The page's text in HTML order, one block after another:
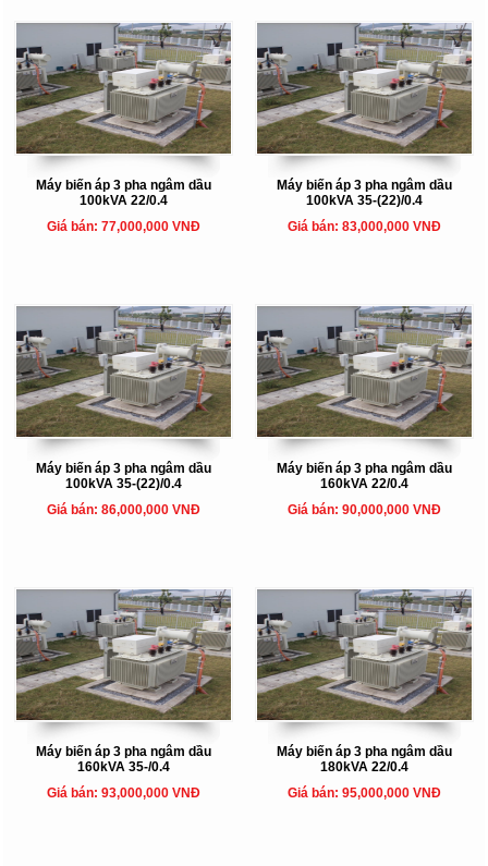
Máy biến áp 3 pha ngâm dầu
100kVA 22/0.4
Giá bán: 77,000,000 VNĐ
Máy biến áp 3 pha ngâm dầu
100kVA 35-(22)/0.4
Giá bán: 83,000,000 VNĐ
Máy biến áp 3 pha ngâm dầu
100kVA 35-(22)/0.4
Giá bán: 86,000,000 VNĐ
Máy biến áp 3 pha ngâm dầu
160kVA 22/0.4
Giá bán: 90,000,000 VNĐ
Máy biến áp 3 pha ngâm dầu
160kVA 35-/0.4
Giá bán: 93,000,000 VNĐ
Máy biến áp 3 pha ngâm dầu
180kVA 22/0.4
Giá bán: 95,000,000 VNĐ